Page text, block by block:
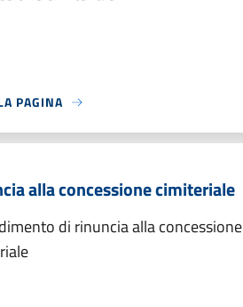
PAGINA
alla concessione cimiteriale
di rinuncia alla concessione